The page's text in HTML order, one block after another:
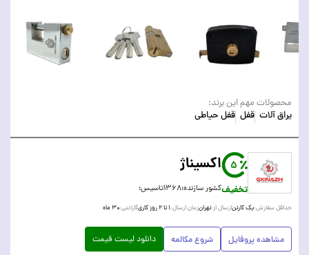
محصولات مهم این برند:
یراق آلات قفل قفل حیاطی
5
تخفیف
اکسیناژ
کشور سازنده:۱۳۶۸تاسیس:
حداقل سفارش:یک کارتنارسال از:تهرانزمان ارسال:۱ تا ۲ روز کاری گارانتی:۳۰ ماه
مشاهده پروفایل شروع مکالمه دانلود لیست قیمت